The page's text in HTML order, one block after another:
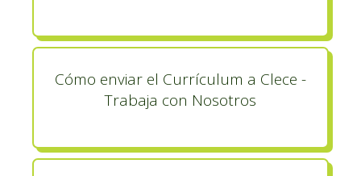
Cómo enviar el Currículum a Clece -
Trabaja con Nosotros